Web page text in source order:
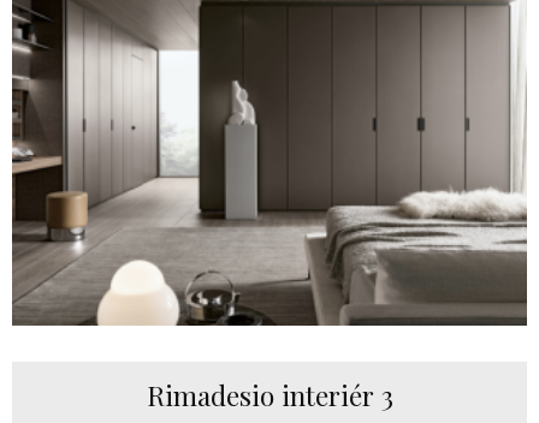
Rimadesio interiér 3